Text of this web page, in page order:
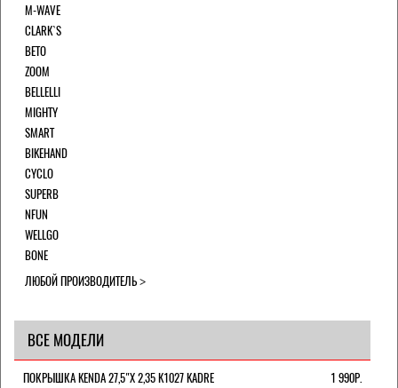
M-WAVE
CLARK`S
BETO
ZOOM
BELLELLI
MIGHTY
SMART
BIKEHAND
CYCLO
SUPERB
NFUN
WELLGO
BONE
ЛЮБОЙ ПРОИЗВОДИТЕЛЬ
ВСЕ МОДЕЛИ
ПОКРЫШКА KENDA 27,5"Х 2,35 K1027 KADRE
1 990Р.